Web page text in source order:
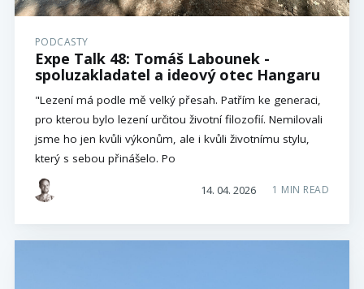
PODCASTY
Expe Talk 48: Tomáš Labounek -
spoluzakladatel a ideový otec Hangaru
"Lezení má podle mě velký přesah. Patřím ke generaci,
pro kterou bylo lezení určitou životní filozofií. Nemilovali
jsme ho jen kvůli výkonům, ale i kvůli životnímu stylu,
který s sebou přinášelo. Po
14. 04. 2026 1 MIN READ